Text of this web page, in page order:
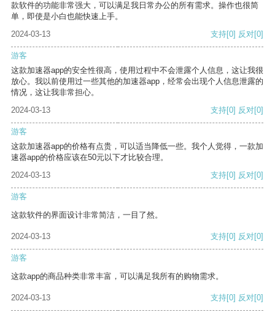
款软件的功能非常强大，可以满足我日常办公的所有需求。操作也很简
单，即使是小白也能快速上手。
2024-03-13
支持[0] 反对[0]
游客
这款加速器app的安全性很高，使用过程中不会泄露个人信息，这让我很
放心。我以前使用过一些其他的加速器app，经常会出现个人信息泄露的
情况，这让我非常担心。
2024-03-13
支持[0] 反对[0]
游客
这款加速器app的价格有点贵，可以适当降低一些。我个人觉得，一款加
速器app的价格应该在50元以下才比较合理。
2024-03-13
支持[0] 反对[0]
游客
这款软件的界面设计非常简洁，一目了然。
2024-03-13 支持[0] 反对[0]
游客
这款app的商品种类非常丰富，可以满足我所有的购物需求。
2024-03-13 支持[0] 反对[0]